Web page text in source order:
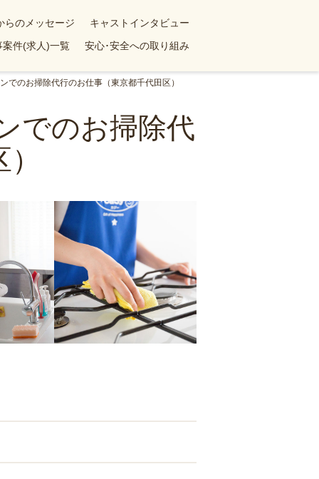
らのメッセージ
キャストインタビュー
案件(求人)一覧 安心･安全への取り組み
でのお掃除代行のお仕事（東京都千代田区）
でのお掃除代